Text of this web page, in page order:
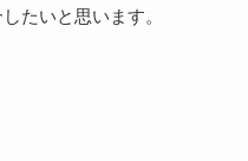
たいと思います。